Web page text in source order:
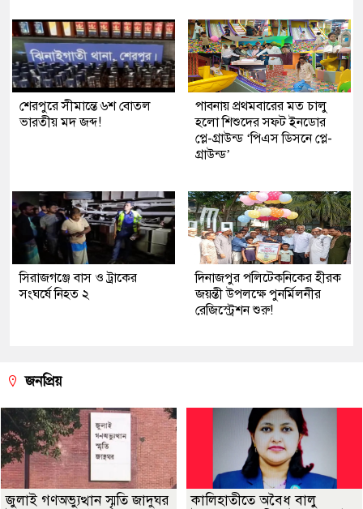
শেরপুরে সীমান্তে ৬শ বোতল
ভারতীয় মদ জব্দ!
পাবনায় প্রথমবারের মত চালু
হলো শিশুদের সফট ইনডোর
প্লে-গ্রাউন্ড ‘পিএস ডিসনে প্লে-
গ্রাউন্ড’
সিরাজগঞ্জে বাস ও ট্রাকের
সংঘর্ষে নিহত ২
দিনাজপুর পলিটেকনিকের হীরক
জয়ন্তী উপলক্ষে পুনর্মিলনীর
রেজিস্ট্রেশন শুরু!
জনপ্রিয়
জুলাই গণঅভ্যুত্থান স্মৃতি জাদুঘর
কালিহাতীতে অবৈধ বালু